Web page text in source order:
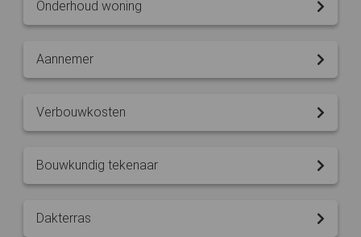
Onderhoud woning
Aannemer
Verbouwkosten
Bouwkundig tekenaar
Dakterras